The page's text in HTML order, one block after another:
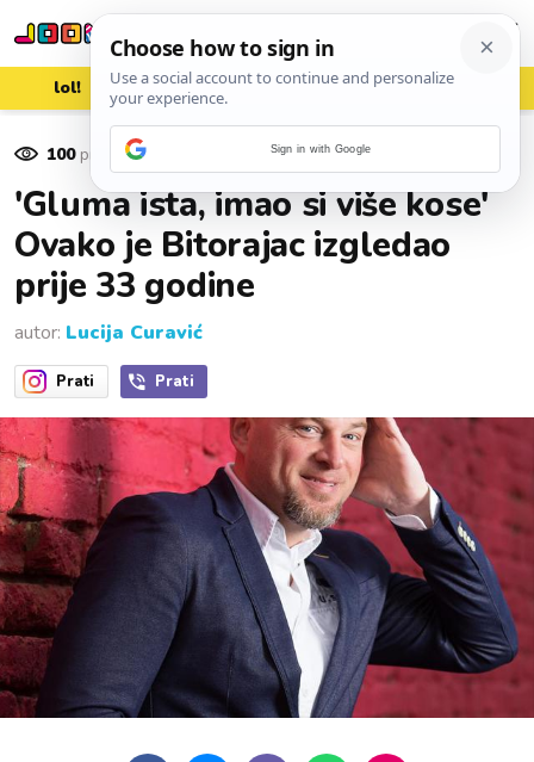
lol! aww vrh! woot?!
100pregleda
'Gluma ista, imao si više kose'
Ovako je Bitorajac izgledao
prije 33 godine
autor: Lucija Curavić
Prati Prati
Sign in with Google